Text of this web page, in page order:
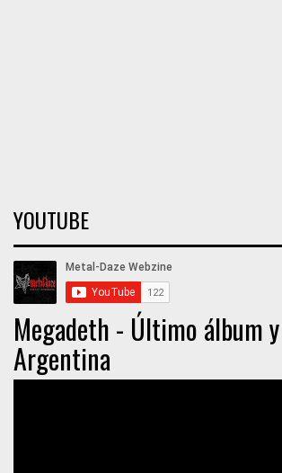
YOUTUBE
Megadeth - Último álbum
Argentina